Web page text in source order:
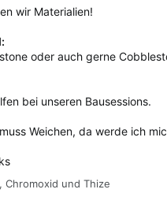
wir Materialien!
oder auch gerne
bei unseren Bausessions.
Weichen, da werde ich
, Chromoxid und Thize